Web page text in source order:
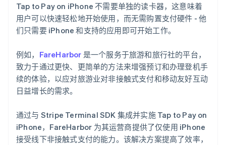
Tap to Pay on iPhone 不需要单独的读卡器，这意味着
用户可以快速轻松地开始使用，而无需购置支付硬件 - 他
们只需要 iPhone 和支持的应用即可开始工作。
例如， FareHarbor 是一个服务于旅游和旅行社的平台，
致力于通过更快、更简单的方法来增强预订和办理登机手
续的体验，以应对旅游业对非接触式支付和移动友好互动
日益增长的需求。
通过与 Stripe Terminal SDK 集成并实施 Tap to Pay on
iPhone，FareHarbor 为其运营商提供了仅使用 iPhone
接受线下非接触式支付的能力。该解决方案提高了效率，